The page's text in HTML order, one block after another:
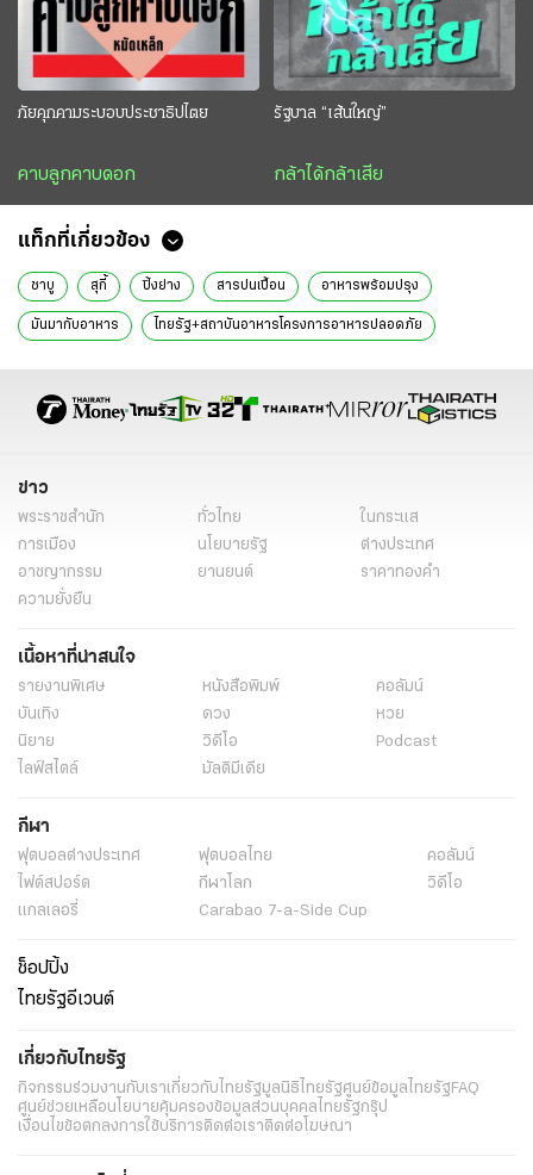
ภัยคุกคามระบอบประชาธิปไตย
คาบลูกคาบดอก
รัฐบาล “เส้นใหญ่”
กล้าได้กล้าเสีย
แท็กที่เกี่ยวข้อง
ชาบู สุกี้ ปิ้งย่าง สารปนเปื้อน อาหารพร้อมปรุง
มันมากับอาหาร ไทยรัฐ+สถาบันอาหารโครงการอาหารปลอดภัย
ข่าว
พระราชสำนัก ทั่วไทย
ในกระแส
การเมือง
นโยบายรัฐ
ต่างประเทศ
อาชญากรรม
ยานยนต์
ราคาทองคำ
ความยั่งยืน
เนื้อหาที่น่าสนใจ
รายงานพิเศษ หนังสือพิมพ์
คอลัมน์
บันเทิง
ดวง
หวย
นิยาย
วิดีโอ
Podcast
ไลฟ์สไตล์
มัลติมีเดีย
กีฬา
ฟุตบอลต่่างประเทศ ฟุตบอลไทย
คอลัมน์
ไฟต์สปอร์ต
กีฬาโลก
วิดีโอ
แกลเลอรี่
Carabao 7-a-Side Cup
ช็อปปิ้ง
ไทยรัฐอีเวนต์
เกี่ยวกับไทยรัฐ
กิจกรรมร่วมงานกับเราเกี่ยวกับไทยรัฐมูลนิธิไทยรัฐศูนย์ข้อมูลไทยรัฐFAQ
ศูนย์ช่วยเหลือนโยบายคุ้มครองข้อมูลส่วนบุคคลไทยรัฐกรุ๊ป
เงื่อนไขข้อตกลงการใช้บริการติดต่อเราติดต่อโฆษณา